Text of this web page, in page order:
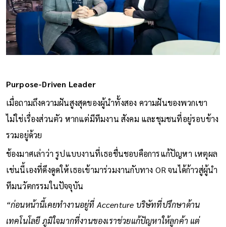
Purpose-Driven Leader
เมื่อถามถึงความฝันสูงสุดของผู้นำทั้งสอง ความฝันของพวกเขา
ไม่ใช่เรื่องส่วนตัว หากแต่มีทีมงาน สังคม และชุมชนที่อยู่รอบข้าง
รวมอยู่ด้วย
ช้องมาศเล่าว่า รูปแบบงานที่เธอชื่นชอบคือการแก้ปัญหา เหตุผล
เช่นนี้เองที่ดึงดูดให้เธอเข้ามาร่วมงานกับทาง OR จนได้ก้าวสู่ผู้นำ
ทีมนวัตกรรมในปัจจุบัน
“ก่อนหน้านี้เคยทำงานอยู่ที่ Accenture บริษัทที่ปรึกษาด้าน
เทคโนโลยี ภูมิใจมากที่งานของเราช่วยแก้ปัญหาให้ลูกค้า แต่